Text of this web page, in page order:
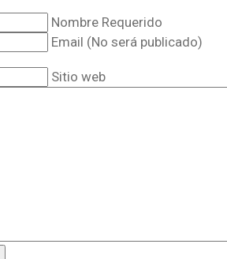
Nombre Requerido
Email (No será publicado)
Sitio web